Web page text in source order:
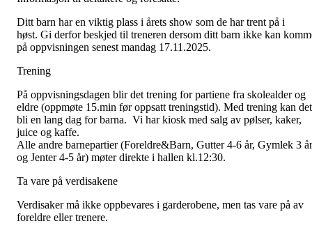
Ditt barn har en viktig plass i årets show som de har trent på i
høst. Gi derfor beskjed til treneren dersom ditt barn ikke kan
på oppvisningen senest mandag 17.11.2025.
Trening
På oppvisningsdagen blir det trening for partiene fra skolealder og
eldre (oppmøte 15.min før oppsatt treningstid). Med trening kan det
bli en lang dag for barna. Vi har kiosk med salg av pølser, kaker,
juice og kaffe.
Alle andre barnepartier (Foreldre&Barn, Gutter 4-6 år, Gymlek 3 år
og Jenter 4-5 år) møter direkte i hallen kl.12:30.
Ta vare på verdisakene
Verdisaker må ikke oppbevares i garderobene, men tas vare på av
foreldre eller trenere.